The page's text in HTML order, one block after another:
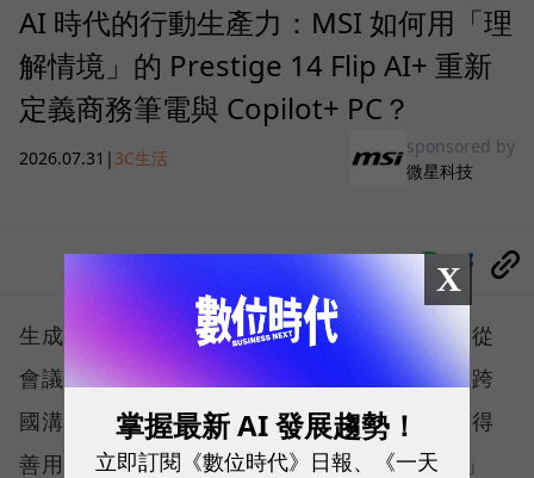
AI 時代的行動生產力：MSI 如何用「理
解情境」的 Prestige 14 Flip AI+ 重新
定義商務筆電與 Copilot+ PC？
2026.07.31 | 3C生活
sponsored by
微星科技
生成式人工智慧技術正以驚人速度滲透職場，從
會議記錄、文件撰寫、資料搜尋、內容創作到跨
國溝通，每位知識工作者都開始思考：「我懂得
善用 AI 嗎？我的硬體跟得上生產力轉型嗎？」
X
掌握最新 AI 發展趨勢！
立即訂閱《數位時代》日報、《一天